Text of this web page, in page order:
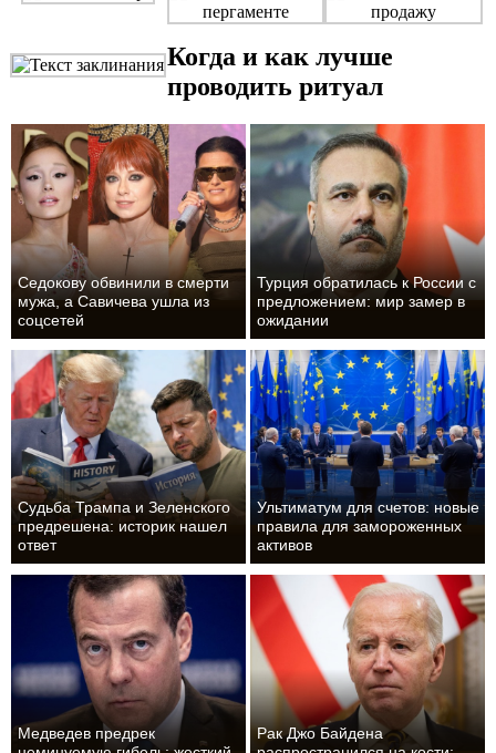
Когда и как лучше
проводить ритуал
Седокову обвинили в смерти
мужа, а Савичева ушла из
соцсетей
Турция обратилась к России с
предложением: мир замер в
ожидании
Судьба Трампа и Зеленского
предрешена: историк нашел
ответ
Ультиматум для счетов: новые
правила для замороженных
активов
Медведев предрек
Рак Джо Байдена